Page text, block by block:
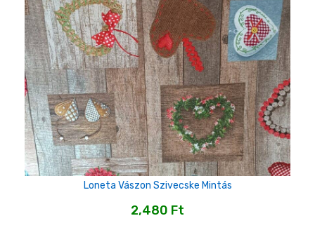
Loneta Vászon Szivecske Mintás
2,480 Ft